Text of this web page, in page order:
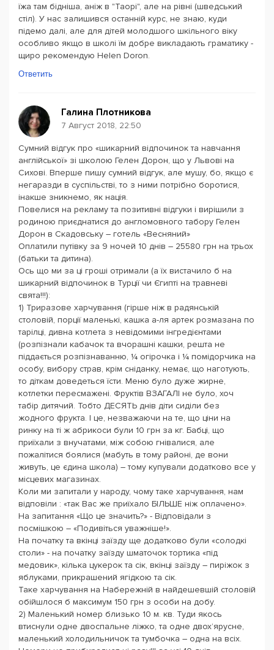
їжа там бідніша, аніж в "Таорі", але на рівні (шведський
стіл). У нас залишився останній курс, не знаю, куди
підемо далі, але для дітей молодшого шкільного віку
особливо якщо в школі їм добре викладають граматику -
щиро рекомендую Helen Doron.
Ответить
Галина Плотникова
7 Август 2018, 22:50
Сумний відгук про «шикарний відпочинок та навчання
англійської» зі школою Гелен Дорон, що у Львові на
Сихові. Вперше пишу сумний відгук, але мушу, бо, якщо є
негаразди в суспільстві, то з ними потрібно боротися,
інакше зникнемо, як нація.
Повелися на рекламу та позитивні відгуки і вирішили з
родиною приєднатися до англомовного табору Гелен
Дорон в Скадовську – готель «Весняний»
Оплатили путівку за 9 ночей 10 днів – 25580 грн на трьох
(батьки та дитина).
Ось що ми за ці гроші отримали (а їх вистачило б на
шикарний відпочинок в Турції чи Єгипті на травневі
свята!!!):
1) Триразове харчування (гірше ніж в радянській
столовій, порції маленькі, кашка а-ля артек розмазана по
тарілці, дивна котлета з невідомими інгредієнтами
(розпізнали кабачок та вчорашні кашки, решта не
піддається розпізнаванню, ¼ огірочка і ¼ помідорчика на
особу, вибору страв, крім сніданку, немає, що наготують,
то діткам доведеться їсти. Меню було дуже жирне,
котлетки пересмажені. Фруктів ВЗАГАЛІ не було, хоч
табір дитячий. Тобто ДЕСЯТЬ днів діти сиділи без
жодного фрукта. І це, незважаючи на те, що ціни на
ринку на ті ж абрикоси були 10 грн за кг. Бабці, що
приїхали з внучатами, між собою гнівалися, але
пожалітися боялися (мабуть в тому районі, де вони
живуть, це єдина школа) – тому купували додатково все у
місцевих магазинах.
Коли ми запитали у народу, чому таке харчування, нам
відповіли : «так Вас же приїхало БІЛЬШЕ ніж оплачено».
На запитання «Що це значить?» - Відповідали з
посмішкою – «Подивіться уважніше!».
На початку та вкінці заїзду ще додатково були «солодкі
столи» - на початку заїзду шматочок тортика «під
медовик», кілька цукерок та сік, вкінці заїзду – пиріжок з
яблуками, прикрашений ягідкою та сік.
Таке харчування на Набережній в найдешевшій столовій
обійшлося б максимум 150 грн з особи на добу.
2) Маленький номер близько 10 м. кв. Туди якось
втиснули одне двоспальне ліжко, та одне двох’ярусне,
маленький холодильничок та тумбочка – одна на всіх.